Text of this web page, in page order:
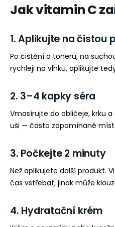
Jak vitamin C
1. Aplikujte na čistou
Po čištění a toneru, na
rychleji na vlhku, aplikujte
2. 3–4 kapky séra
Vmasírujte do obličeje, krku
uši — často zapomínané
3. Počkejte 2 minuty
Než aplikujete další produkt.
čas vstřebat, jinak může
4. Hydratační krém